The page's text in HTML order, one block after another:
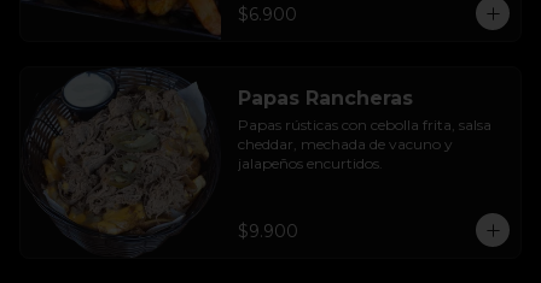
$6.900
Papas Rancheras
Papas rústicas con cebolla frita, salsa
cheddar, mechada de vacuno y
jalapeños encurtidos.
$9.900